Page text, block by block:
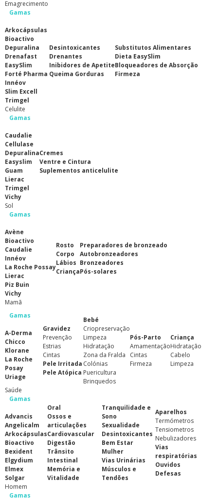
Emagrecimento
Gamas
Arkocápsulas
Bioactivo
Depuralina
Drenafast
EasySlim
Forté Pharma
Innéov
Slim Excell
Trimgel
Desintoxicantes
Drenantes
Inibidores de Apetite
Queima Gorduras
Substitutos Alimentares
Dieta EasySlim
Bloqueadores de Absorção
Firmeza
Celulite
Gamas
Caudalie
Cellulase
Depuralina
Easyslim
Guam
Lierac
Trimgel
Vichy
Cremes
Ventre e Cintura
Suplementos anticelulite
Sol
Gamas
Avène
Bioactivo
Caudalie
Innéov
La Roche Possay
Lierac
Piz Buin
Vichy
Rosto
Corpo
Lábios
Criança
Preparadores de bronzeado
Autobronzeadores
Bronzeadores
Pós-solares
Mamã
Gamas
A-Derma
Chicco
Klorane
La Roche
Posay
Uriage
Gravidez
Prevenção
Estrias
Cintas
Pele Irritada
Pele Atópica
Bebé
Criopreservação
Limpeza
Hidratação
Zona da Fralda
Colónias
Puericultura
Brinquedos
Pós-Parto
Amamentação
Cintas
Firmeza
Criança
Hidratação
Cabelo
Limpeza
Saúde
Gamas
Advancis
Angelicalm
Arkocápsulas
Bioactivo
Bexident
Elgydium
Elmex
Solgar
Oral
Ossos e
articulações
Cardiovascular
Digestão
Trânsito
Intestinal
Memória e
Vitalidade
Tranquilidade e
Sono
Sexualidade
Desintoxicantes
Bem Estar
Mulher
Vias Urinárias
Músculos e
Tendões
Aparelhos
Termómetros
Tensiometros
Nebulizadores
Vias
respiratórias
Ouvidos
Defesas
Homem
Gamas